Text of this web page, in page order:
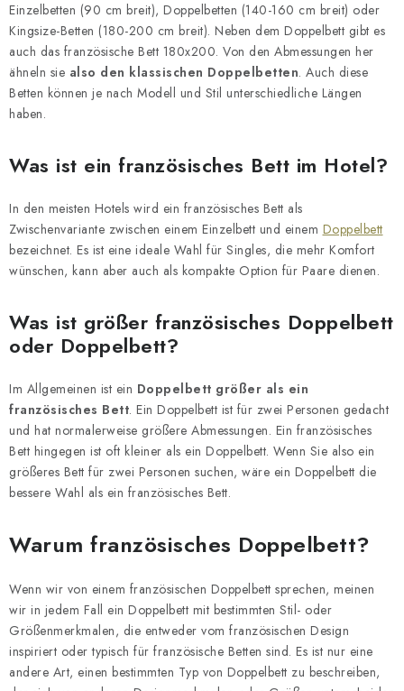
Einzelbetten (90 cm breit), Doppelbetten (140-160 cm breit) oder
Kingsize-Betten (180-200 cm breit). Neben dem Doppelbett gibt es
auch das französische Bett 180x200. Von den Abmessungen her
ähneln sie also den klassischen Doppelbetten. Auch diese
Betten können je nach Modell und Stil unterschiedliche Längen
haben.
Was ist ein französisches Bett im Hotel?
In den meisten Hotels wird ein französisches Bett als
Zwischenvariante zwischen einem Einzelbett und einem Doppelbett
bezeichnet. Es ist eine ideale Wahl für Singles, die mehr Komfort
wünschen, kann aber auch als kompakte Option für Paare dienen.
Was ist größer französisches Doppelbett
oder Doppelbett?
Im Allgemeinen ist ein Doppelbett größer als ein
französisches Bett. Ein Doppelbett ist für zwei Personen gedacht
und hat normalerweise größere Abmessungen. Ein französisches
Bett hingegen ist oft kleiner als ein Doppelbett. Wenn Sie also ein
größeres Bett für zwei Personen suchen, wäre ein Doppelbett die
bessere Wahl als ein französisches Bett.
Warum französisches Doppelbett?
Wenn wir von einem französischen Doppelbett sprechen, meinen
wir in jedem Fall ein Doppelbett mit bestimmten Stil- oder
Größenmerkmalen, die entweder vom französischen Design
inspiriert oder typisch für französische Betten sind. Es ist nur eine
andere Art, einen bestimmten Typ von Doppelbett zu beschreiben,